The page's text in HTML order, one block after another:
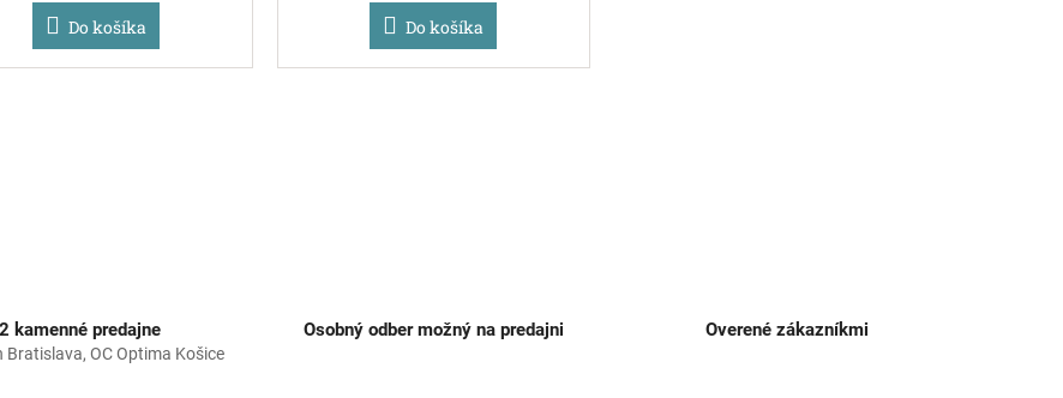
Do košíka Do košíka
p
2 kamenné predajne
Bratislava, OC Optima Košice
Osobný odber možný na predajni Overené zákazníkmi